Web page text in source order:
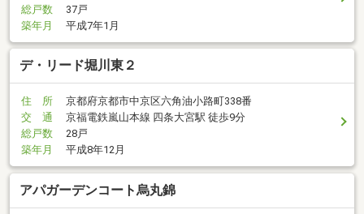
総戸数
37戸
築年月
平成7年1月
デ・リード堀川東２
住 所
京都府京都市中京区六角油小路町338番
交 通
京福電鉄嵐山本線 四条大宮駅 徒歩9分
総戸数
28戸
築年月
平成8年12月
アパガーデンコート烏丸錦